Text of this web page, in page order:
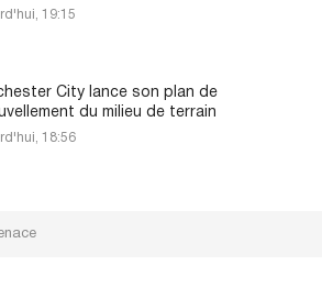
19:15
City lance son plan de
du milieu de terrain
18:56